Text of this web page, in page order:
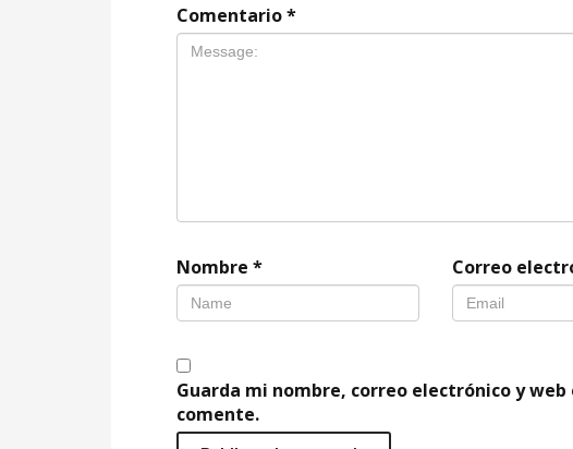
Comentario*
Nombre * Correo
Guarda mi nombre, correo electrónico y
comente.